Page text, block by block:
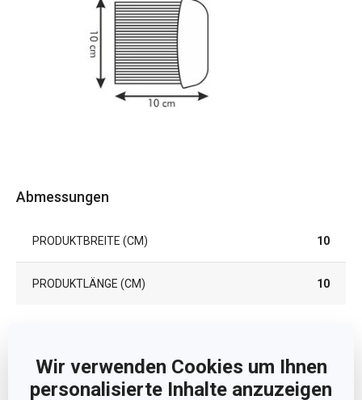
Wir verwenden Cookies um Ihnen
personalisierte Inhalte anzuzeigen
Abmessungen
PRODUKTBREITE (CM) 10
PRODUKTLÄNGE (CM) 10
KATEGORIE Küchenhelfer